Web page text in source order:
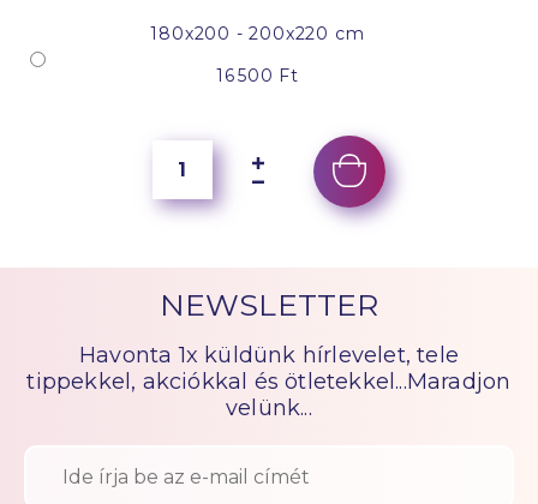
180x200 - 200x220 cm
16 500 Ft
NEWSLETTER
Havonta 1x küldünk hírlevelet, tele
tippekkel, akciókkal és ötletekkel...Maradjon
velünk...